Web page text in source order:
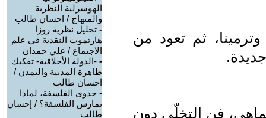
ثم تعود من
فن التخلّي دون
الهوسرلية النظرية
والمنهاج / احسان طالب
- تحليل نظرية روزا
هارتموت النقدية في علم
الاجتماع / علي حمدان
- -الدولة الأخلاقية- تفكيك
ظاهرة المدنية والتمدن /
احسان طالب
- جدوى الفلسفة، لماذا
نمارس الفلسفة؟ / إحسان
طالب